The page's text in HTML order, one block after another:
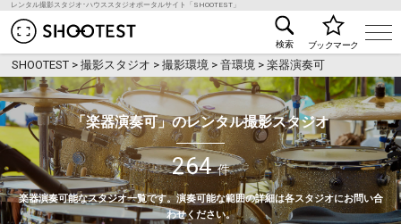
レンタル撮影スタジオ･ハウススタジオポータルサイト「SHOOTEST」
レンタル撮影スタジオ･ハウススタジオ検索の
検索 ブックマーク
SHOOTEST >撮影スタジオ >撮影環境 >音環境 >楽器演奏可
「楽器演奏可」のレンタル撮影スタジオ
264 件
楽器演奏可能なスタジオ一覧です。演奏可能な範囲の詳細は各スタジオにお問い合
わせください。